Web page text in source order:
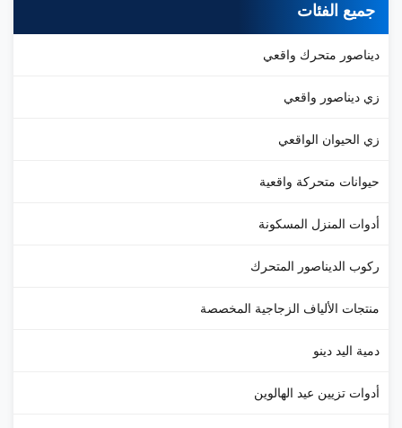
جميع الفئات
متحرك واقعي
ديناصور واقعي
الحيوان الواقعي
متحركة واقعية
المنزل المسكونة
الديناصور المتحرك
الألياف الزجاجية المخصصة
اليد دينو
تزيين عيد الهالوين